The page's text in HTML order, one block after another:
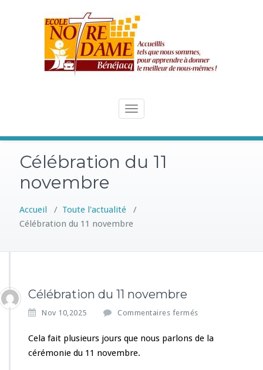
Toggle
Célébration du 11
novembre
Accueil / Toute l'actualité /
Célébration du 11 novembre
Célébration du 11 novembre
Nov 10,2025 Commentaires fermés
r
Cela fait plusieurs jours que nous parlons de la
cérémonie du 11 novembre.